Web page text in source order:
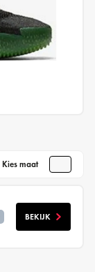
Kies maat
BEKIJK